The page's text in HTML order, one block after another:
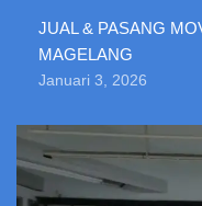
JUAL & PASANG
MAGELANG
Januari 3, 2026